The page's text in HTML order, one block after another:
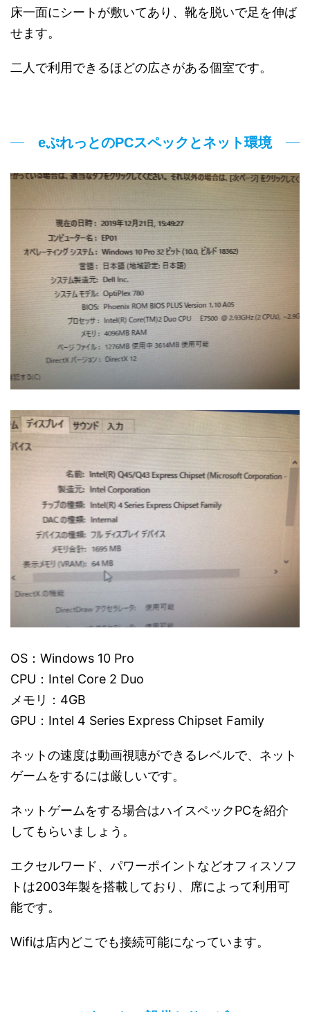
床一面にシートが敷いてあり、靴を脱いで足を伸ば
せます。
二人で利用できるほどの広さがある個室です。
eぷれっとのPCスペックとネット環境
OS：Windows 10 Pro
CPU：Intel Core 2 Duo
メモリ：4GB
GPU：Intel 4 Series Express Chipset Family
ネットの速度は動画視聴ができるレベルで、ネット
ゲームをするには厳しいです。
ネットゲームをする場合はハイスペックPCを紹介
してもらいましょう。
エクセルワード、パワーポイントなどオフィスソフ
トは2003年製を搭載しており、席によって利用可
能です。
Wifiは店内どこでも接続可能になっています。